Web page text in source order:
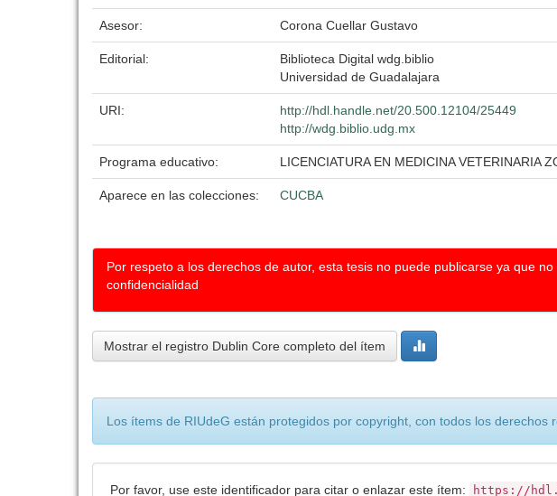
Asesor: Corona Cuellar Gustavo
Editorial:
Biblioteca Digital wdg.biblio
Universidad de Guadalajara
URI:
http://hdl.handle.net/20.500.12104/25449
http://wdg.biblio.udg.mx
Programa educativo: LICENCIATURA EN MEDICINA VETERINARIA
Aparece en las colecciones: CUCBA
Por respeto a los derechos de autor, esta tesis no puede publicarse ya que
confidencialidad
Mostrar el registro Dublin Core completo del ítem
Los ítems de RIUdeG están protegidos por copyright, con todos los derechos
Por favor, use este identificador para citar o enlazar este ítem: https://